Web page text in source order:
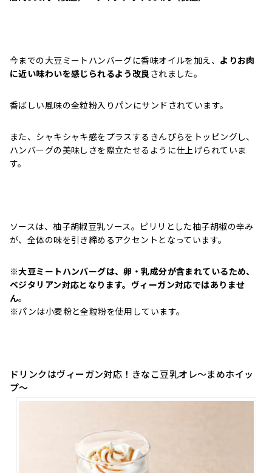
今までの大豆ミートハンバーグに香味オイルを加え、 よりお肉
に近い味わいを感じられるよう改良 されました。
香ばしい風味の全粒粉入りパンにサンドされています。
また、シャキシャキ感をプラスするきんぴらをトッピングし、
ハンバーグの美味しさを際立たせるように仕上げられていま
す。
ソースは、柚子胡椒豆乳ソース。ピリリとした柚子胡椒の辛み
が、全体の味を引き締めるアクセントとなっています。
※大豆ミートハンバーグは、卵・乳成分が含まれているため、
ベジタリアン対応となります。ヴィーガン対応ではありませ
ん。
※パンは小麦粉と全粒粉を使用しています。
ドリンクはヴィーガン対応！きなこ豆乳オレ～まめホイッ
プ～